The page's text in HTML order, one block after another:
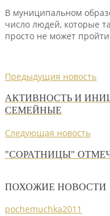
В муниципальном
число людей, которые
просто не может
Предыдущия новость
АКТИВНОСТЬ И
СЕМЕЙНЫЕ
Следующая новость
"СОРАТНИЦЫ"
ПОХОЖИЕ НОВОСТИ
pochemuchka2011